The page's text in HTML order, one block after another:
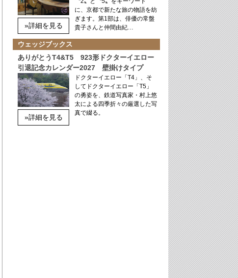
»詳細を見る
に、京都で新たな旅の物語を紡
ぎます。第1部は、俳優の常盤
貴子さんと仲間由紀…
ウェッジブックス
ありがとうT4&T5 923形ドクターイエロー
引退記念カレンダー2027 壁掛けタイプ
»詳細を見る
ドクターイエロー「T4」、そ
してドクターイエロー「T5」
の勇姿を、鉄道写真家・村上悠
太による四季折々の厳選した写
真で綴る。